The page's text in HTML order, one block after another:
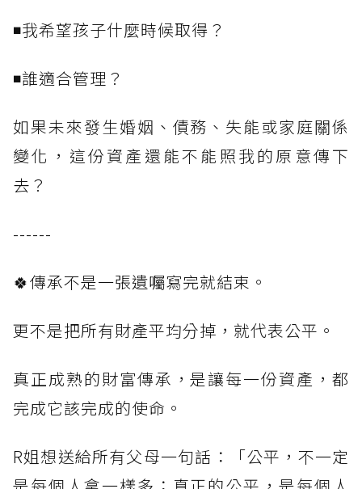
◾我希望孩子什麼時候取得？
◾誰適合管理？
如果未來發生婚姻、債務、失能或家庭關係
變化，這份資產還能不能照我的原意傳下
去？
------
🍀傳承不是一張遺囑寫完就結束。
更不是把所有財產平均分掉，就代表公平。
真正成熟的財富傳承，是讓每一份資產，都
完成它該完成的使命。
R姐想送給所有父母一句話：「公平，不一定